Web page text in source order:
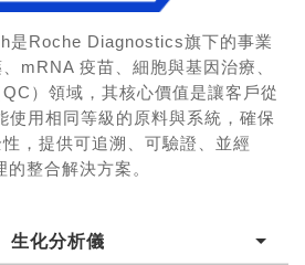
是Roche Diagnostics旗下的事業
mRNA 疫苗、細胞與基因治療、
）領域，其核心價值是讓客戶從
使用相同等級的原料與系統，確保
，提供可追溯、可驗證、並經
整合解決方案。
生化分析儀